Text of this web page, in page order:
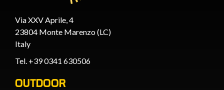
Via XXV Aprile, 4
23804 Monte Marenzo (LC)
Italy
Tel. +39 0341 630506
OUTDOOR